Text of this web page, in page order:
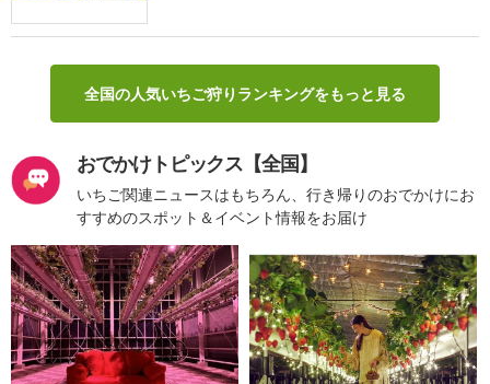
全国の人気いちご狩りランキングをもっと見る
おでかけトピックス【全国】
いちご関連ニュースはもちろん、行き帰りのおでかけにお
すすめのスポット＆イベント情報をお届け